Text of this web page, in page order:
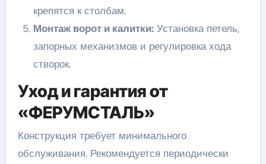
крепятся к столбам.
Монтаж ворот и калитки:Установка петель,
запорных механизмов и регулировка хода
створок.
Уход и гарантия от
«ФЕРУМСТАЛЬ»
Конструкция требует минимального
обслуживания. Рекомендуется периодически